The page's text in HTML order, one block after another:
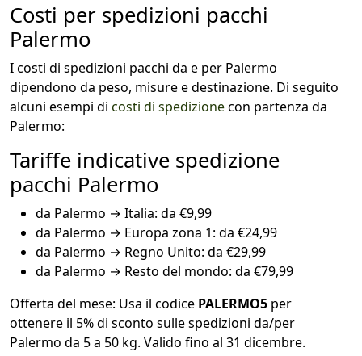
Costi per spedizioni pacchi
Palermo
I costi di spedizioni pacchi da e per Palermo
dipendono da peso, misure e destinazione. Di seguito
alcuni esempi di costi di spedizionecon partenza da
Palermo:
Tariffe indicative spedizione
pacchi Palermo
da Palermo → Italia: da €9,99
da Palermo → Europa zona 1: da €24,99
da Palermo → Regno Unito: da €29,99
da Palermo → Resto del mondo: da €79,99
Offerta del mese: Usa il codice PALERMO5 per
ottenere il 5% di sconto sulle spedizioni da/per
Palermo da 5 a 50 kg. Valido fino al 31 dicembre.